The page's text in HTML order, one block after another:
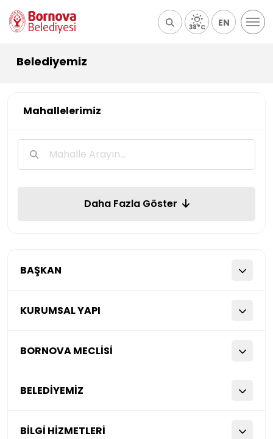
38°C EN
Belediyemiz
BAŞKAN
KURUMSAL YAPI
BORNOVA MECLİSİ
BELEDİYEMİZ
BİLGİ HİZMETLERİ
Mahallelerimiz
Daha Fazla Göster